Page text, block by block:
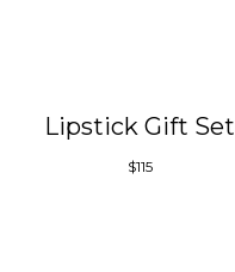
Lipstick Gift Set
$115